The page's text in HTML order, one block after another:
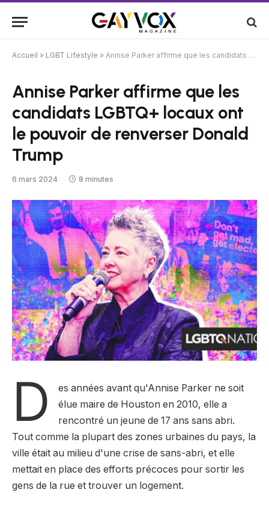
Accueil » LGBT Lifestyle » Annise Parker affirme que les candidats LGBTQ+ locaux ont le pouvoir de renverser Donald Trump
Annise Parker affirme que les
candidats LGBTQ+ locaux ont
le pouvoir de renverser Donald
Trump
6 mars 2024 8 minutes
D
es années avant qu'Annise Parker ne soit
élue maire de Houston en 2010, elle a
rencontré un jeune de 17 ans sans abri.
Tout comme la plupart des zones urbaines du pays, la
ville était au milieu d'une crise de sans-abri, et elle
mettait en place des efforts précoces pour sortir les
gens de la rue et trouver un logement.